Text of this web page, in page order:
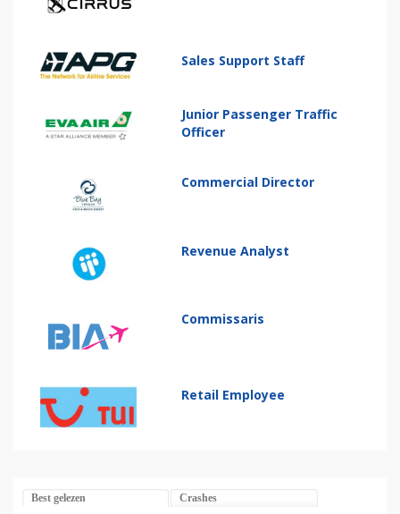
Sales Support Staff
Junior Passenger Traffic
Officer
Commercial Director
Revenue Analyst
Commissaris
Retail Employee
Best gelezen Crashes